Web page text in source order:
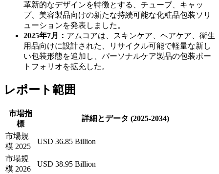
革新的なデザインを特徴とする、チューブ、キャッ
プ、美容製品向けの新たな持続可能な化粧品包装ソリ
ューションを発表しました。
2025年7月： アムコアは、スキンケア、ヘアケア、衛生
用品向けに設計された、リサイクル可能で軽量な新し
い包装形態を追加し、パーソナルケア製品の包装ポー
トフォリオを拡充した。
レポート範囲
市場指
標
詳細とデータ (2025-2034)
市場規
模 2025
USD 36.85 Billion
市場規
模 2026
USD 38.95 Billion